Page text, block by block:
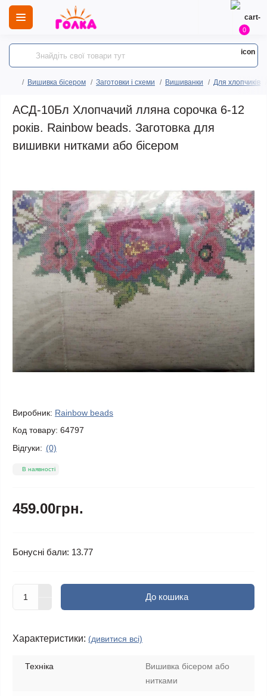
0
Вишивка бісером Заготовки і схеми Вишиванки Для хлопчиків
АСД-10Бл Хлопчачий лляна сорочка 6-12
років. Rainbow beads. Заготовка для
вишивки нитками або бісером
Виробник: Rainbow beads
Код товару: 64797
Відгуки: (0)
В наявності
459.00грн.
Бонусні бали: 13.77
До кошика
Характеристики: (дивитися всі)
Техніка
Вишивка бісером або
нитками